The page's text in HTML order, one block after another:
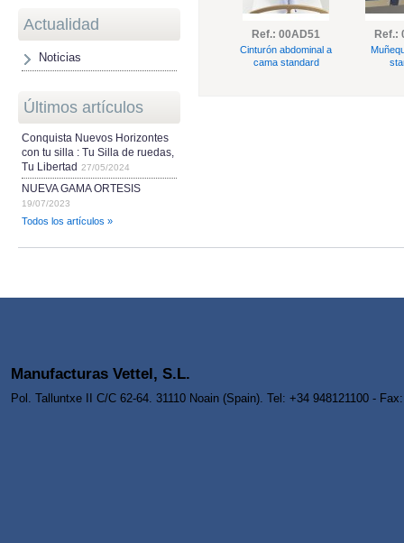
Actualidad
Noticias
Últimos artículos
Conquista Nuevos Horizontes
con tu silla : Tu Silla de ruedas,
Tu Libertad
27/05/2024
NUEVA GAMA ORTESIS
19/07/2023
Todos los artículos »
Ref.: 00AD51
Cinturón abdominal a
cama standard
Ref.:
Manufacturas Vettel, S.L.
Pol. Talluntxe II C/C 62-64. 31110 Noain (Spain). Tel: +34 948121100 -